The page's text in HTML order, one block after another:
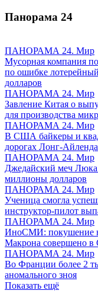
Панорама 24
ПАНОРАМА 24. Мир
Мусорная компания
по ошибке
долларов
ПАНОРАМА 24. Мир
Завление Китая о
для производства
ПАНОРАМА 24. Мир
В США байкеры и
дорогах Лонг-Айленда
ПАНОРАМА 24. Мир
Джедайский меч Люка
миллионы долларов
ПАНОРАМА 24. Мир
Ученица смогла
инструктор-пилот
ПАНОРАМА 24. Мир
ИноСМИ: покушение
Макрона совершено в
ПАНОРАМА 24. Мир
Во Франции более 2
аномального зноя
Показать ещё